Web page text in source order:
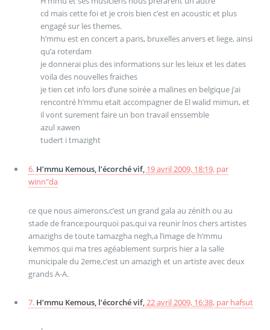
cd mais cette foi et je crois bien c’est en acoustic et plus
engagé sur les themes.
h’mmu est en concert a paris, bruxelles anvers et liege, ainsi
qu’a roterdam
je donnerai plus des informations sur les leiux et les dates
voila des nouvelles fraiches
je tien cet info lors d’une soirée a malines en belgique j’ai
rencontré h’mmu etait accompagner de El walid mimun, et
il vont surement faire un bon travail enssemble
azul xawen
tudert i tmazight
6. H’mmu Kemous, l’écorché vif, 19 avril 2009, 18:19, par
winn"da
ce que nous aimerons,c’est un grand gala au zénith ou au
stade de france:pourquoi pas,qui va reunir lnos chers artistes
amazighs de toute tamazgha negh,a l’image de h’mmu
kemmos qui ma tres agéablement surpris hier a la salle
municipale du 2eme,c’est un amazigh et un artiste avec deux
grands A-A.
7. H’mmu Kemous, l’écorché vif,22 avril 2009, 16:38, par hafsut